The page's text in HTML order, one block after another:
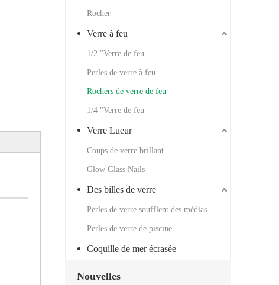
Rocher
Verre à feu
1/2 "Verre de feu
Perles de verre à feu
Rochers de verre de feu
1/4 "Verre de feu
Verre Lueur
Coups de verre brillant
Glow Glass Nails
Des billes de verre
Perles de verre soufflent des médias
Perles de verre de piscine
Coquille de mer écrasée
Nouvelles